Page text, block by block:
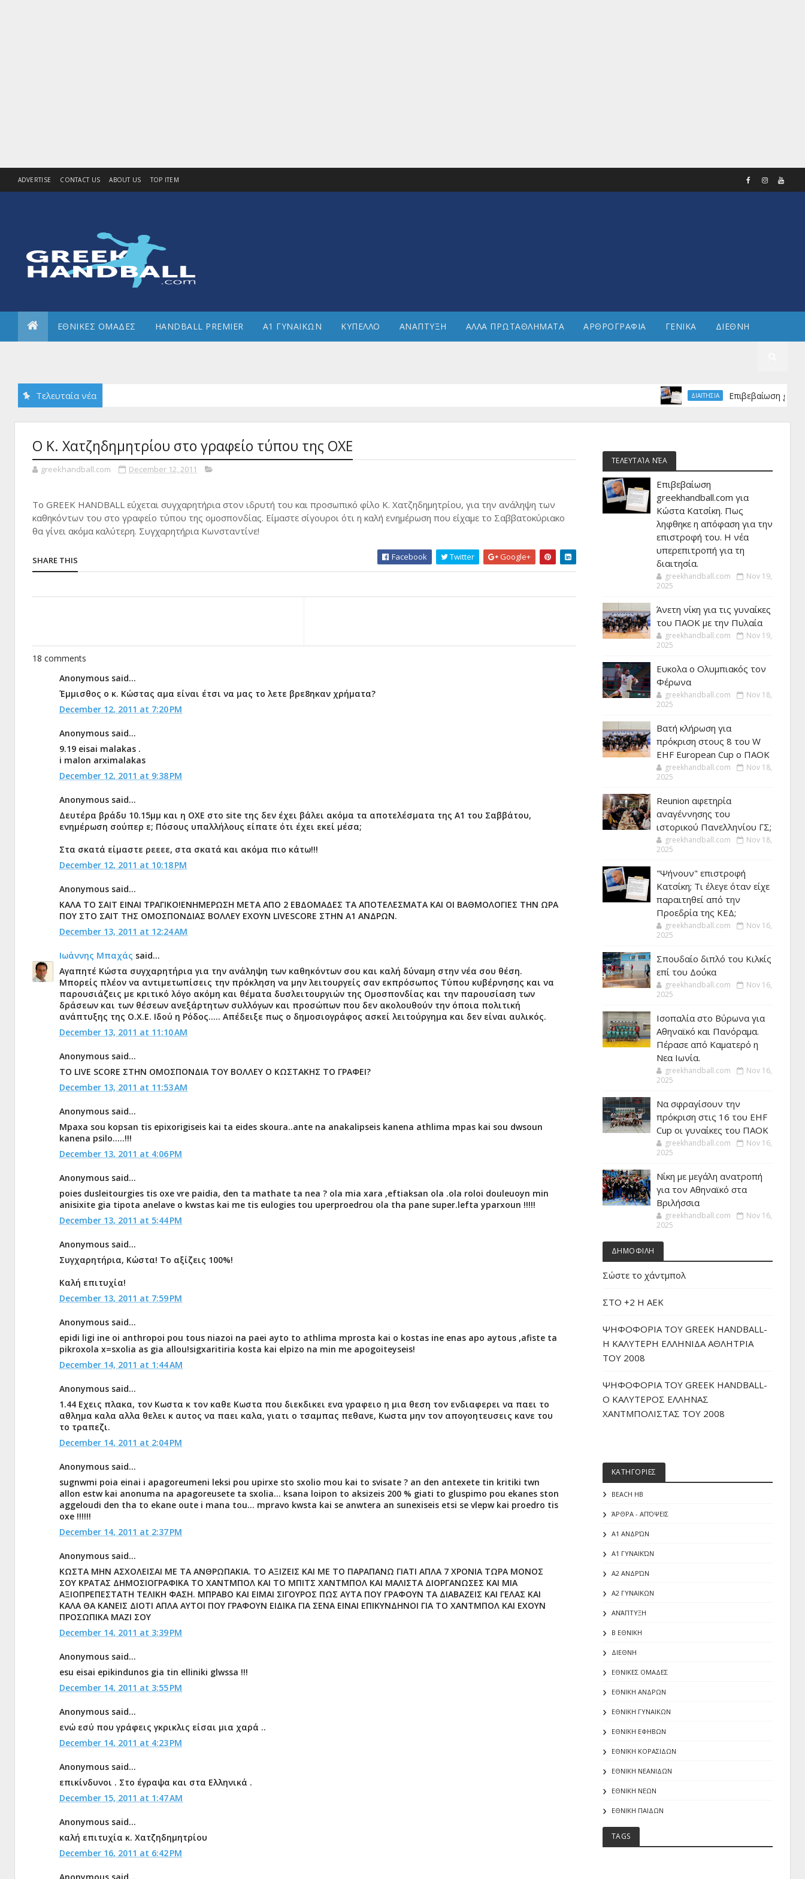
ADVERTISE CONTACT US ABOUT US TOP ITEM
ΕΘΝΙΚΕΣ ΟΜΑΔΕΣ HANDBALL PREMIER Α1 ΓΥΝΑΙΚΩΝ ΚΥΠΕΛΛΟ ΑΝΑΠΤΥΞΗ ΑΛΛΑ ΠΡΩΤΑΘΛΗΜΑΤΑ ΑΡΘΡΟΓΡΑΦΙΑ ΓΕΝΙΚΑ ΔΙΕΘΝΗ
Τελευταία νέα ΔΙΑΙΤΗΣΙΑ Επιβεβαίωση
Ο Κ. Χατζηδημητρίου στο γραφείο τύπου της ΟΧΕ
greekhandball.com December 12, 2011
Το GREEK HANDBALL εύχεται συγχαρητήρια στον ιδρυτή του και προσωπικό φίλο Κ. Χατζηδημητρίου, για την ανάληψη των
καθηκόντων του στο γραφείο τύπου της ομοσπονδίας. Είμαστε σίγουροι ότι η καλή ενημέρωση που είχαμε το Σαββατοκύριακο
θα γίνει ακόμα καλύτερη. Συγχαρητήρια Κωνσταντίνε!
SHARE THIS Facebook Twitter Google+
18 comments
Anonymous said...
Έμμισθος ο κ. Κώστας αμα είναι έτσι να μας το λετε βρε8ηκαν χρήματα?
December 12, 2011 at 7:20 PM
Anonymous said...
9.19 eisai malakas .
i malon arximalakas
December 12, 2011 at 9:38 PM
Anonymous said...
Δευτέρα βράδυ 10.15μμ και η ΟΧΕ στο site της δεν έχει βάλει ακόμα τα αποτελέσματα της Α1 του Σαββάτου,
ενημέρωση σούπερ ε; Πόσους υπαλλήλους είπατε ότι έχει εκεί μέσα;
Στα σκατά είμαστε ρεεεε, στα σκατά και ακόμα πιο κάτω!!!
December 12, 2011 at 10:18 PM
Anonymous said...
ΚΑΛΑ ΤΟ ΣΑΙΤ ΕΙΝΑΙ ΤΡΑΓΙΚΟ!ΕΝΗΜΕΡΩΣΗ ΜΕΤΑ ΑΠΟ 2 ΕΒΔΟΜΑΔΕΣ ΤΑ ΑΠΟΤΕΛΕΣΜΑΤΑ ΚΑΙ ΟΙ ΒΑΘΜΟΛΟΓΙΕΣ ΤΗΝ ΩΡΑ
ΠΟΥ ΣΤΟ ΣΑΙΤ ΤΗΣ ΟΜΟΣΠΟΝΔΙΑΣ ΒΟΛΛΕΥ ΕΧΟΥΝ LIVESCORE ΣΤΗΝ Α1 ΑΝΔΡΩΝ.
December 13, 2011 at 12:24 AM
Ιωάννης Μπαχάς said...
Αγαπητέ Κώστα συγχαρητήρια για την ανάληψη των καθηκόντων σου και καλή δύναμη στην νέα σου θέση.
Μπορείς πλέον να αντιμετωπίσεις την πρόκληση να μην λειτουργείς σαν εκπρόσωπος Τύπου κυβέρνησης και να
παρουσιάζεις με κριτικό λόγο ακόμη και θέματα δυσλειτουργιών της Ομοσπονδίας και την παρουσίαση των
δράσεων και των θέσεων ανεξάρτητων συλλόγων και προσώπων που δεν ακολουθούν την όποια πολιτική
ανάπτυξης της Ο.Χ.Ε. Ιδού η Ρόδος..... Απέδειξε πως ο δημοσιογράφος ασκεί λειτούργημα και δεν είναι αυλικός.
December 13, 2011 at 11:10 AM
Anonymous said...
TO LIVE SCORE ΣΤΗΝ ΟΜΟΣΠΟΝΔΙΑ ΤΟΥ ΒΟΛΛΕΥ Ο ΚΩΣΤΑΚΗΣ ΤΟ ΓΡΑΦΕΙ?
December 13, 2011 at 11:53 AM
Anonymous said...
Mpaxa sou kopsan tis epixorigiseis kai ta eides skoura..ante na anakalipseis kanena athlima mpas kai sou dwsoun
kanena psilo.....!!!
December 13, 2011 at 4:06 PM
Anonymous said...
poies dusleitourgies tis oxe vre paidia, den ta mathate ta nea ? ola mia xara ,eftiaksan ola .ola roloi douleuoyn min
anisixite gia tipota anelave o kwstas kai me tis eulogies tou uperproedrou ola tha pane super.lefta yparxoun !!!!!
December 13, 2011 at 5:44 PM
Anonymous said...
Συγχαρητήρια, Κώστα! Το αξίζεις 100%!
Καλή επιτυχία!
December 13, 2011 at 7:59 PM
Anonymous said...
epidi ligi ine oi anthropoi pou tous niazoi na paei ayto to athlima mprosta kai o kostas ine enas apo aytous ,afiste ta
pikroxola x=sxolia as gia allou!sigxaritiria kosta kai elpizo na min me apogoiteyseis!
December 14, 2011 at 1:44 AM
Anonymous said...
1.44 Εχεις πλακα, τον Κωστα κ τον καθε Κωστα που διεκδικει ενα γραφειο η μια θεση τον ενδιαφερει να παει το
αθλημα καλα αλλα θελει κ αυτος να παει καλα, γιατι ο τσαμπας πεθανε, Κωστα μην τον απογοητευσεις κανε του
το τραπεζι.
December 14, 2011 at 2:04 PM
Anonymous said...
sugnwmi poia einai i apagoreumeni leksi pou upirxe sto sxolio mou kai to svisate ? an den antexete tin kritiki twn
allon estw kai anonuma na apagoreusete ta sxolia... ksana loipon to aksizeis 200 % giati to gluspimo pou ekanes ston
aggeloudi den tha to ekane oute i mana tou... mpravo kwsta kai se anwtera an sunexiseis etsi se vlepw kai proedro tis
oxe !!!!!!
December 14, 2011 at 2:37 PM
Anonymous said...
ΚΩΣΤΑ ΜΗΝ ΑΣΧΟΛΕΙΣΑΙ ΜΕ ΤΑ ΑΝΘΡΩΠΑΚΙΑ. ΤΟ ΑΞΙΖΕΙΣ ΚΑΙ ΜΕ ΤΟ ΠΑΡΑΠΑΝΩ ΓΙΑΤΙ ΑΠΛΑ 7 ΧΡΟΝΙΑ ΤΩΡΑ ΜΟΝΟΣ
ΣΟΥ ΚΡΑΤΑΣ ΔΗΜΟΣΙΟΓΡΑΦΙΚΑ ΤΟ ΧΑΝΤΜΠΟΛ ΚΑΙ ΤΟ ΜΠΙΤΣ ΧΑΝΤΜΠΟΛ ΚΑΙ ΜΑΛΙΣΤΑ ΔΙΟΡΓΑΝΩΣΕΣ ΚΑΙ ΜΙΑ
ΑΞΙΟΠΡΕΠΕΣΤΑΤΗ ΤΕΛΙΚΗ ΦΑΣΗ. ΜΠΡΑΒΟ ΚΑΙ ΕΙΜΑΙ ΣΙΓΟΥΡΟΣ ΠΩΣ ΑΥΤΑ ΠΟΥ ΓΡΑΦΟΥΝ ΤΑ ΔΙΑΒΑΖΕΙΣ ΚΑΙ ΓΕΛΑΣ ΚΑΙ
ΚΑΛΑ ΘΑ ΚΑΝΕΙΣ ΔΙΟΤΙ ΑΠΛΑ ΑΥΤΟΙ ΠΟΥ ΓΡΑΦΟΥΝ ΕΙΔΙΚΑ ΓΙΑ ΣΕΝΑ ΕΙΝΑΙ ΕΠΙΚΥΝΔΗΝΟΙ ΓΙΑ ΤΟ ΧΑΝΤΜΠΟΛ ΚΑΙ ΕΧΟΥΝ
ΠΡΟΣΩΠΙΚΑ ΜΑΖΙ ΣΟΥ
December 14, 2011 at 3:39 PM
Anonymous said...
esu eisai epikindunos gia tin elliniki glwssa !!!
December 14, 2011 at 3:55 PM
Anonymous said...
ενώ εσύ που γράφεις γκρικλις είσαι μια χαρά ..
December 14, 2011 at 4:23 PM
Anonymous said...
επικίνδυνοι . Στο έγραψα και στα Ελληνικά .
December 15, 2011 at 1:47 AM
Anonymous said...
καλή επιτυχία κ. Χατζηδημητρίου
December 16, 2011 at 6:42 PM
ΤΕΛΕΥΤΑΊΑ ΝΈΑ
Επιβεβαίωση
greekhandball.com για
Κώστα Κατσίκη. Πως
ληφθηκε η απόφαση για την
επιστροφή του. Η νέα
υπερεπιτροπή για τη
διαιτησία.
greekhandball.com
Nov 19,
2025
Άνετη νίκη για τις γυναίκες
του ΠΑΟΚ με την Πυλαία
greekhandball.com
Nov 19,
2025
Ευκολα ο Ολυμπιακός τον
Φέρωνα
greekhandball.com
Nov 18,
2025
Βατή κλήρωση για
πρόκριση στους 8 του W
EHF European Cup ο ΠΑΟΚ
greekhandball.com
Nov 18,
2025
Reunion αφετηρία
αναγέννησης του
ιστορικού Πανελληνίου ΓΣ;
greekhandball.com
Nov 18,
2025
"Ψήνουν" επιστροφή
Κατσίκη; Τι έλεγε όταν είχε
παραιτηθεί από την
Προεδρία της ΚΕΔ;
greekhandball.com
Nov 16,
2025
Σπουδαίο διπλό του Κιλκίς
επί του Δούκα
greekhandball.com
Nov 16,
2025
Ισοπαλία στο Βύρωνα για
Αθηναϊκό και Πανόραμα.
Πέρασε από Καματερό η
Νεα Ιωνία.
greekhandball.com
Nov 16,
2025
Να σφραγίσουν την
πρόκριση στις 16 του EHF
Cup οι γυναίκες του ΠΑΟΚ
greekhandball.com
Nov 16,
2025
Νίκη με μεγάλη ανατροπή
για τον Αθηναϊκό στα
Βριλήσσια
greekhandball.com
Nov 16,
2025
ΔΗΜΟΦΙΛΗ
Σώστε το χάντμπολ
ΣΤΟ +2 Η ΑΕΚ
ΨΗΦΟΦΟΡΙΑ ΤΟΥ GREEK HANDBALL-
H ΚΑΛΥΤΕΡΗ ΕΛΛΗΝΙΔΑ ΑΘΛΗΤΡΙΑ
ΤΟΥ 2008
ΨΗΦΟΦΟΡΙΑ ΤΟΥ GREEK HANDBALL-
O ΚΑΛΥΤΕΡΟΣ ΕΛΛΗΝΑΣ
ΧΑΝΤΜΠΟΛΙΣΤΑΣ ΤΟΥ 2008
ΚΑΤΗΓΟΡΙΕΣ
BEACH HB
ΆΡΘΡΑ - ΑΠΌΨΕΙΣ
Α1 ΑΝΔΡΏΝ
Α1 ΓΥΝΑΙΚΏΝ
Α2 ΑΝΔΡΏΝ
Α2 ΓΥΝΑΙΚΩΝ
ΑΝΆΠΤΥΞΗ
Β ΕΘΝΙΚΗ
ΔΙΕΘΝΗ
ΕΘΝΙΚΕΣ ΟΜΑΔΕΣ
ΕΘΝΙΚΗ ΑΝΔΡΩΝ
ΕΘΝΙΚΗ ΓΥΝΑΙΚΩΝ
ΕΘΝΙΚΗ ΕΦΗΒΩΝ
ΕΘΝΙΚΗ ΚΟΡΑΣΙΔΩΝ
ΕΘΝΙΚΗ ΝΕΑΝΙΔΩΝ
ΕΘΝΙΚΗ ΝΕΩΝ
ΕΘΝΙΚΗ ΠΑΙΔΩΝ
TAGS